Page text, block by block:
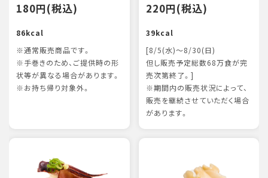
180円(税込)
86kcal
※通常販売商品です。
※手巻きのため、ご提供時の形
状等が異なる場合があります。
※お持ち帰り対象外。
220円(税込)
39kcal
[8/5(水)～8/30(日)
但し販売予定総数68万食が完
売次第終了。]
※期間内の販売状況によって、
販売を継続させていただく場合
があります。